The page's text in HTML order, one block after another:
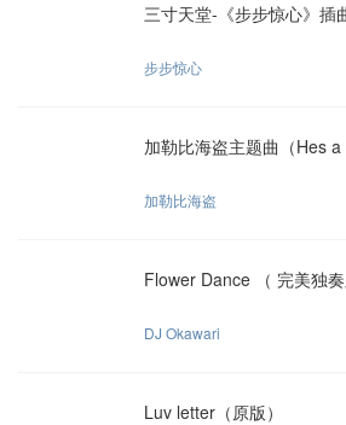
三寸天堂-《步步惊心》插
步步惊心
加勒比海盗主题曲（Hes a
加勒比海盗
Flower Dance （ 完美独奏
DJ Okawari
Luv letter（原版）